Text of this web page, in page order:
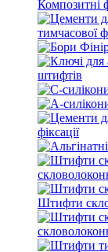
Композитні
тимчасової
штифтів
фіксації
Штифти